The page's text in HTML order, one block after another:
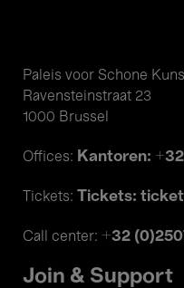
Paleis voor Schone
Ravensteinstraat 23
1000 Brussel
Offices: Kantoren:
Tickets: Tickets:
Call center: +32
Join & Support